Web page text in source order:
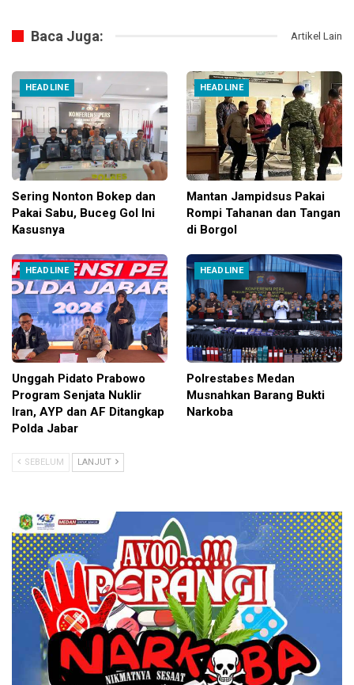
Baca Juga: Artikel Lain
HEADLINE
Sering Nonton Bokep dan
Pakai Sabu, Buceg Gol Ini
Kasusnya
HEADLINE
Mantan Jampidsus Pakai
Rompi Tahanan dan Tangan
di Borgol
HEADLINE
Unggah Pidato Prabowo
Program Senjata Nuklir
Iran, AYP dan AF Ditangkap
Polda Jabar
HEADLINE
Polrestabes Medan
Musnahkan Barang Bukti
Narkoba
SEBELUM LANJUT